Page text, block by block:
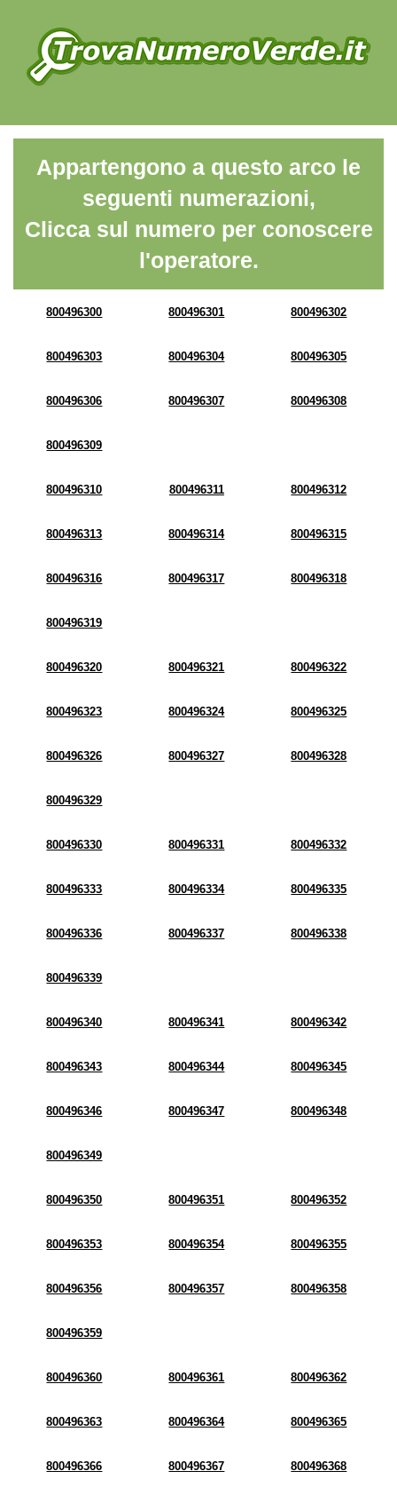
Appartengono a questo arco le
seguenti numerazioni,
Clicca sul numero per conoscere
l'operatore.
800496300 800496301 800496302
800496303 800496304 800496305
800496306 800496307 800496308
800496309
800496310 800496311 800496312
800496313 800496314 800496315
800496316 800496317 800496318
800496319
800496320 800496321 800496322
800496323 800496324 800496325
800496326 800496327 800496328
800496329
800496330 800496331 800496332
800496333 800496334 800496335
800496336 800496337 800496338
800496339
800496340 800496341 800496342
800496343 800496344 800496345
800496346 800496347 800496348
800496349
800496350 800496351 800496352
800496353 800496354 800496355
800496356 800496357 800496358
800496359
800496360 800496361 800496362
800496363 800496364 800496365
800496366 800496367 800496368